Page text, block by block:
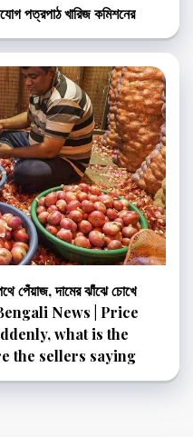
পত্রপাঠ খারিজ কমিশনের
দামের ঝাঁঝে চোখে
– Bengali News | Price
what is the
the sellers saying